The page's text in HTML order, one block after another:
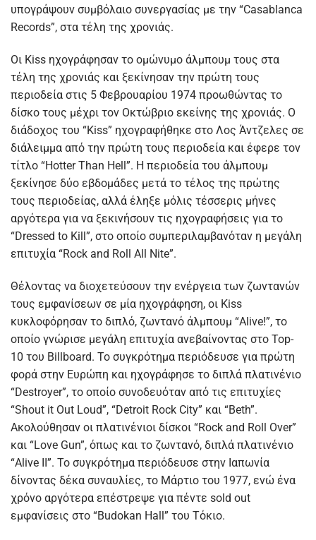
υπογράψουν συμβόλαιο συνεργασίας με την “Casablanca
Records”, στα τέλη της χρονιάς.
Οι Kiss ηχογράφησαν το ομώνυμο άλμπουμ τους στα
τέλη της χρονιάς και ξεκίνησαν την πρώτη τους
περιοδεία στις 5 Φεβρουαρίου 1974 προωθώντας το
δίσκο τους μέχρι τον Οκτώβριο εκείνης της χρονιάς. Ο
διάδοχος του “Kiss” ηχογραφήθηκε στο Λος Άντζελες σε
διάλειμμα από την πρώτη τους περιοδεία και έφερε τον
τίτλο “Hotter Than Hell”. Η περιοδεία του άλμπουμ
ξεκίνησε δύο εβδομάδες μετά το τέλος της πρώτης
τους περιοδείας, αλλά έληξε μόλις τέσσερις μήνες
αργότερα για να ξεκινήσουν τις ηχογραφήσεις για το
“Dressed to Kill”, στο οποίο συμπεριλαμβανόταν η μεγάλη
επιτυχία “Rock and Roll All Nite”.
Θέλοντας να διοχετεύσουν την ενέργεια των ζωντανών
τους εμφανίσεων σε μία ηχογράφηση, οι Kiss
κυκλοφόρησαν το διπλό, ζωντανό άλμπουμ “Alive!”, το
οποίο γνώρισε μεγάλη επιτυχία ανεβαίνοντας στο Top-
10 του Billboard. Το συγκρότημα περιόδευσε για πρώτη
φορά στην Ευρώπη και ηχογράφησε το διπλά πλατινένιο
“Destroyer”, το οποίο συνοδευόταν από τις επιτυχίες
“Shout it Out Loud”, “Detroit Rock City” και “Beth”.
Ακολούθησαν οι πλατινένιοι δίσκοι “Rock and Roll Over”
και “Love Gun”, όπως και το ζωντανό, διπλά πλατινένιο
“Alive II”. Το συγκρότημα περιόδευσε στην Ιαπωνία
δίνοντας δέκα συναυλίες, το Μάρτιο του 1977, ενώ ένα
χρόνο αργότερα επέστρεψε για πέντε sold out
εμφανίσεις στο “Budokan Hall” του Τόκιο.